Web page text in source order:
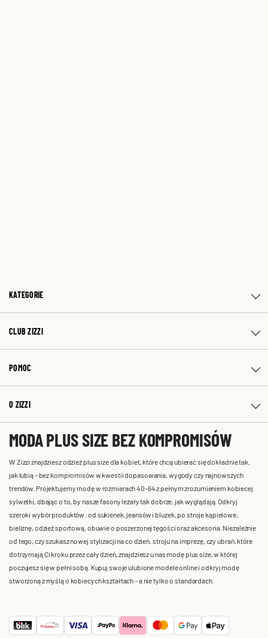
KATEGORIE
CLUB ZIZZI
POMOC
O ZIZZI
MODA PLUS SIZE BEZ KOMPROMISÓW
W Zizzi znajdziesz odzież plus size dla kobiet, które chcą ubierać się dokładnie tak,
jak lubią – bez kompromisów w kwestii dopasowania, wygody czy najnowszych
trendów. Projektujemy modę w rozmiarach 40-64 z pełnym zrozumieniem kobiecej
sylwetki, dbając o to, by nasze fasony leżały tak dobrze, jak wyglądają. Odkryj
szeroki wybór produktów: od sukienek, jeansów i bluzek, po stroje kąpielowe,
bieliznę, odzież sportową, obuwie o poszerzonej tęgości oraz akcesoria. Niezależnie
od tego, czy szukasz nowej stylizacji na co dzień, stroju na imprezę, czy ubrań, które
dotrzymają Ci kroku przez cały dzień, znajdziesz u nas modę plus size, w której
poczujesz się w pełni sobą. Kupuj swoje ulubione modele online i odkryj modę
stworzoną z myślą o kobiecych kształtach – a nie tylko o standardach.